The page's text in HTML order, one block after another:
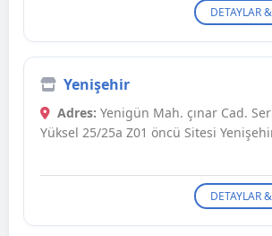
DETAYLAR
Yenişehir
Adres: Yenigün Mah. çınar Cad.
Yüksel 25/25a Z01 öncü Sitesi
DETAYLAR